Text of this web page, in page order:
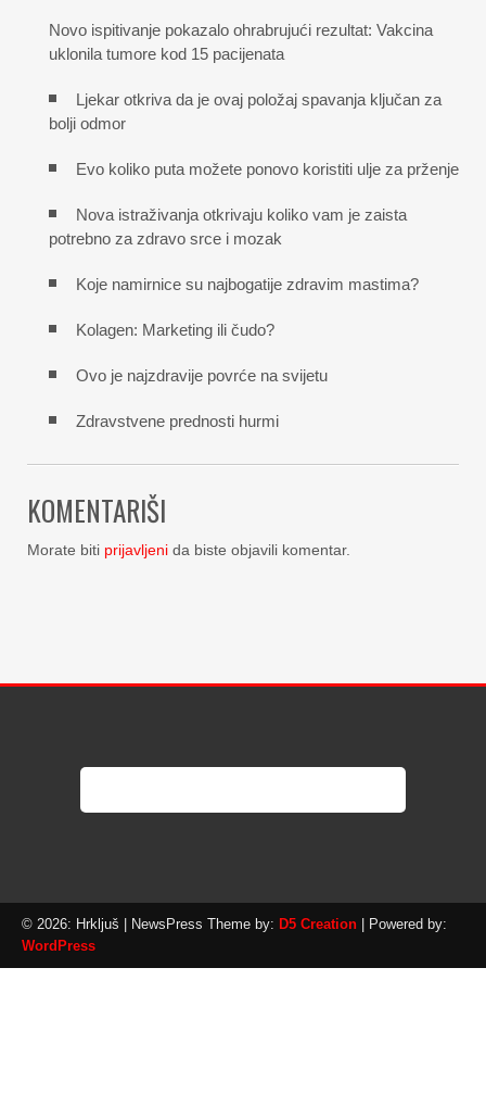
Novo ispitivanje pokazalo ohrabrujući rezultat: Vakcina
uklonila tumore kod 15 pacijenata
Ljekar otkriva da je ovaj položaj spavanja ključan za
bolji odmor
Evo koliko puta možete ponovo koristiti ulje za prženje
Nova istraživanja otkrivaju koliko vam je zaista
potrebno za zdravo srce i mozak
Koje namirnice su najbogatije zdravim mastima?
Kolagen: Marketing ili čudo?
Ovo je najzdravije povrće na svijetu
Zdravstvene prednosti hurmi
KOMENTARIŠI
Morate biti prijavljeni da biste objavili komentar.
© 2026: Hrkljuš | NewsPress Theme by: D5 Creation | Powered by:
WordPress